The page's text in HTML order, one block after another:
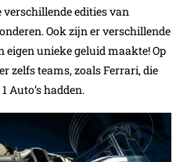
verschillende edities van
Ook zijn er verschillende
unieke geluid maakte! Op
zelfs teams, zoals Ferrari, die
Auto’s hadden.